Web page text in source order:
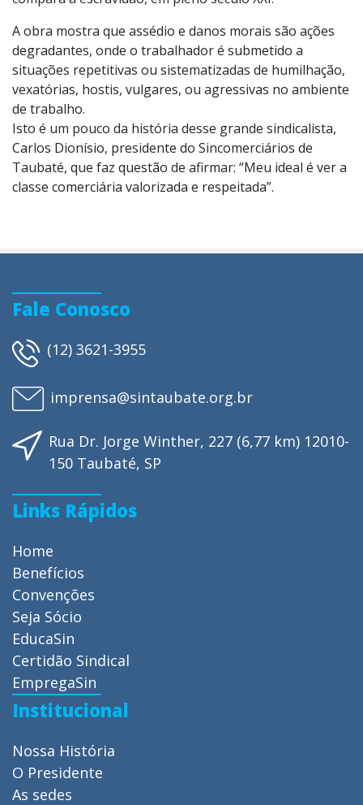
A obra mostra que assédio e danos morais são ações
degradantes, onde o trabalhador é submetido a
situações repetitivas ou sistematizadas de humilhação,
vexatórias, hostis, vulgares, ou agressivas no ambiente
de trabalho.
Isto é um pouco da história desse grande sindicalista,
Carlos Dionísio, presidente do Sincomerciários de
Taubaté, que faz questão de afirmar: “Meu ideal é ver a
classe comerciária valorizada e respeitada”.
Fale Conosco
(12) 3621-3955
imprensa@sintaubate.org.br
Rua Dr. Jorge Winther, 227 (6,77 km) 12010-
150 Taubaté, SP
Links Rápidos
Home
Benefícios
Convenções
Seja Sócio
EducaSin
Certidão Sindical
EmpregaSin
Institucional
Nossa História
O Presidente
As sedes